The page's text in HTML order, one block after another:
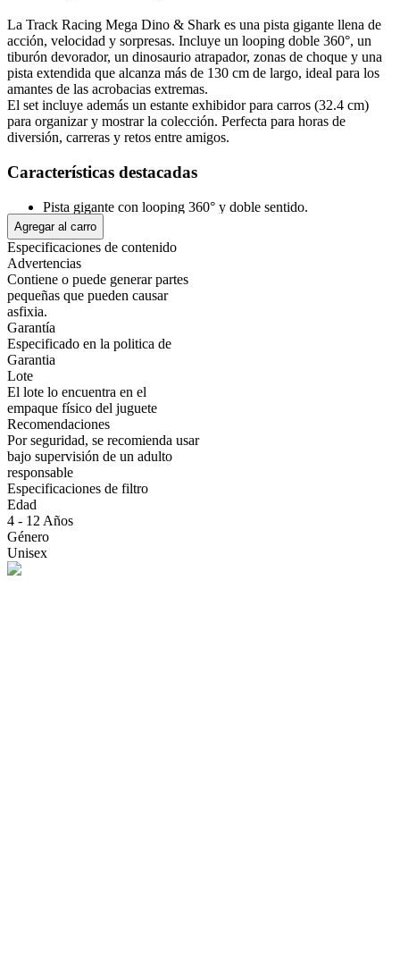
La Track Racing Mega Dino & Shark es una pista gigante llena de
acción, velocidad y sorpresas. Incluye un looping doble 360°, un
tiburón devorador, un dinosaurio atrapador, zonas de choque y una
pista extendida que alcanza más de 130 cm de largo, ideal para los
amantes de las acrobacias extremas.
El set incluye además un estante exhibidor para carros (32.4 cm)
para organizar y mostrar la colección. Perfecta para horas de
diversión, carreras y retos entre amigos.
Características destacadas
Pista gigante con looping 360° y doble sentido.
Obstáculos interactivos: tiburón, cabeza de dinosaurio y
rampas de impacto.
Sección de salto y zona de aceleración.
Dimensiones aproximadas de armado: 130 cm x 91 cm x 27
cm.
Incluye estante exhibidor de 32.4 x 5.8 x 24 cm.
Caja grande: 88 x 9.3 x 55 cm.
Colores vibrantes y materiales resistentes.
Recomendado para niños desde 3 años.
Mostrar más
Agregar al carro
Especificaciones de contenido
Advertencias
Contiene o puede generar partes
pequeñas que pueden causar
asfixia.
Garantía
Especificado en la politica de
Garantia
Lote
El lote lo encuentra en el
empaque físico del juguete
Recomendaciones
Por seguridad, se recomienda usar
bajo supervisión de un adulto
responsable
Especificaciones de filtro
Edad
4 - 12 Años
Género
Unisex